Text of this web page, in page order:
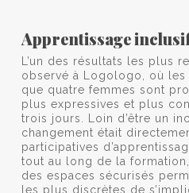
Apprentissage
L’un des résultats les plus
observé à Logologo, où
que quatre femmes sont
plus expressives et plus
trois jours. Loin d’être un
changement était
participatives
tout au long de la
des espaces sécurisés
les plus discrètes de